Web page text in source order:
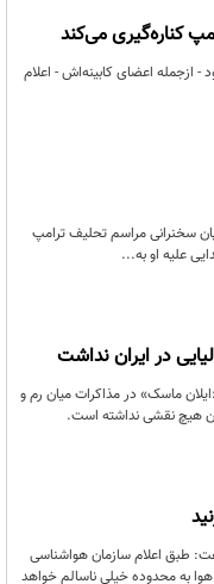
کناره‌گیری می‌کند
- ازجمله اعضای کابینه‌اش - اعلام
سخنرانی مراسم تحلیف ترامپ
علیه او به...
در ایران نداشت
«ایلان ماسک» در مذاکرات میان رم و
هیچ نقشی نداشته است.
طبق اعلام سازمان هواشناسی
هوا به محدوده خیلی ناسالم خواهد